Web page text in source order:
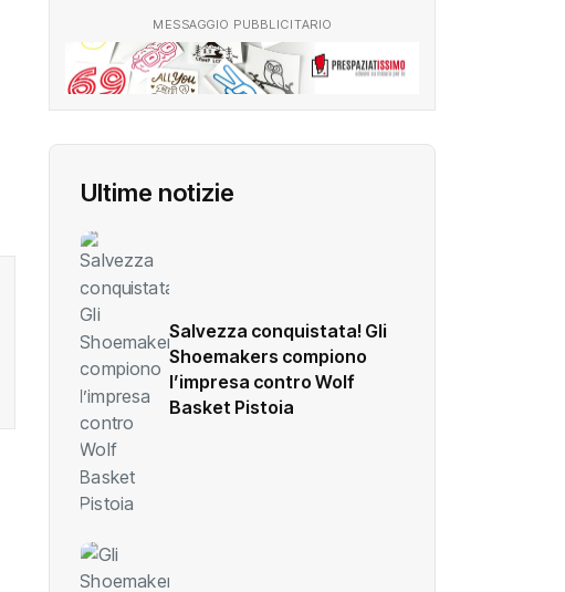
MESSAGGIO PUBBLICITARIO
Ultime notizie
Salvezza conquistata! Gli
Shoemakers compiono
l’impresa contro Wolf
Basket Pistoia